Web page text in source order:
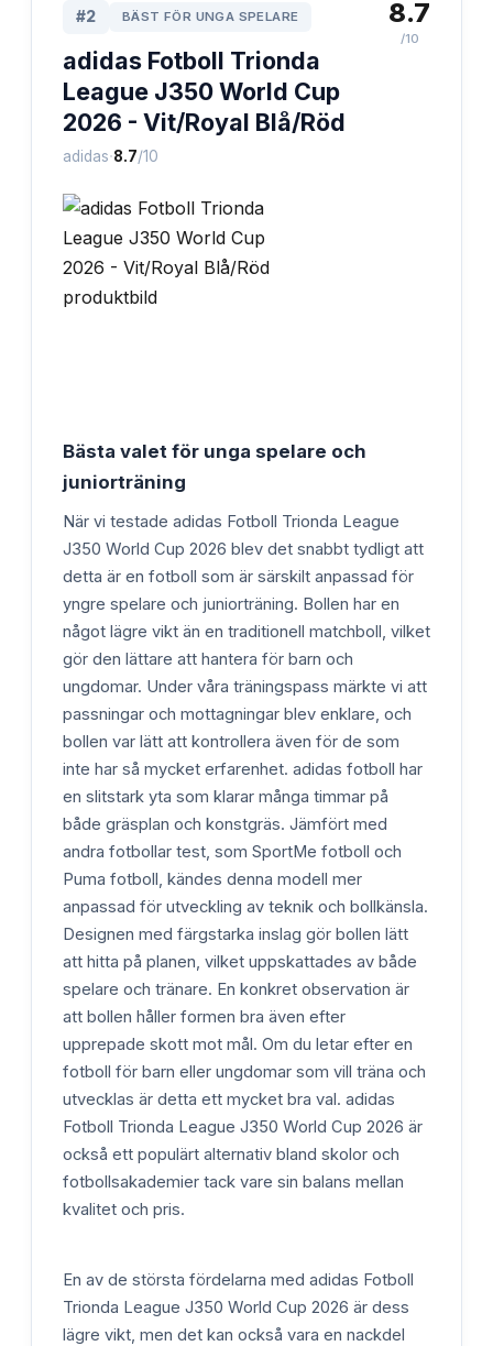
#2 BÄST FÖR UNGA SPELARE
adidas Fotboll Trionda
League J350 World Cup
2026 - Vit/Royal Blå/Röd
adidas·8.7/10
8.7
/10
Bästa valet för unga spelare och
juniorträning
När vi testade adidas Fotboll Trionda League
J350 World Cup 2026 blev det snabbt tydligt att
detta är en fotboll som är särskilt anpassad för
yngre spelare och juniorträning. Bollen har en
något lägre vikt än en traditionell matchboll, vilket
gör den lättare att hantera för barn och
ungdomar. Under våra träningspass märkte vi att
passningar och mottagningar blev enklare, och
bollen var lätt att kontrollera även för de som
inte har så mycket erfarenhet. adidas fotboll har
en slitstark yta som klarar många timmar på
både gräsplan och konstgräs. Jämfört med
andra fotbollar test, som SportMe fotboll och
Puma fotboll, kändes denna modell mer
anpassad för utveckling av teknik och bollkänsla.
Designen med färgstarka inslag gör bollen lätt
att hitta på planen, vilket uppskattades av både
spelare och tränare. En konkret observation är
att bollen håller formen bra även efter
upprepade skott mot mål. Om du letar efter en
fotboll för barn eller ungdomar som vill träna och
utvecklas är detta ett mycket bra val. adidas
Fotboll Trionda League J350 World Cup 2026 är
också ett populärt alternativ bland skolor och
fotbollsakademier tack vare sin balans mellan
kvalitet och pris.
En av de största fördelarna med adidas Fotboll
Trionda League J350 World Cup 2026 är dess
lägre vikt, men det kan också vara en nackdel